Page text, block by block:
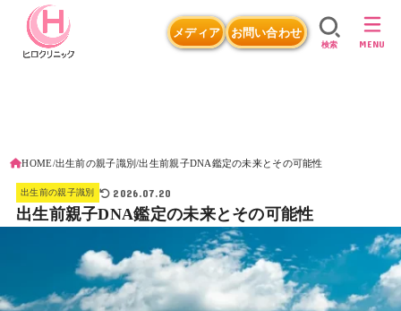
メディア お問い合わせ
検索 MENU
HOME 出生前の親子識別 出生前親子DNA鑑定の未来とその可能性
出生前の親子識別 2026.07.20
出生前親子DNA鑑定の未来とその可能性